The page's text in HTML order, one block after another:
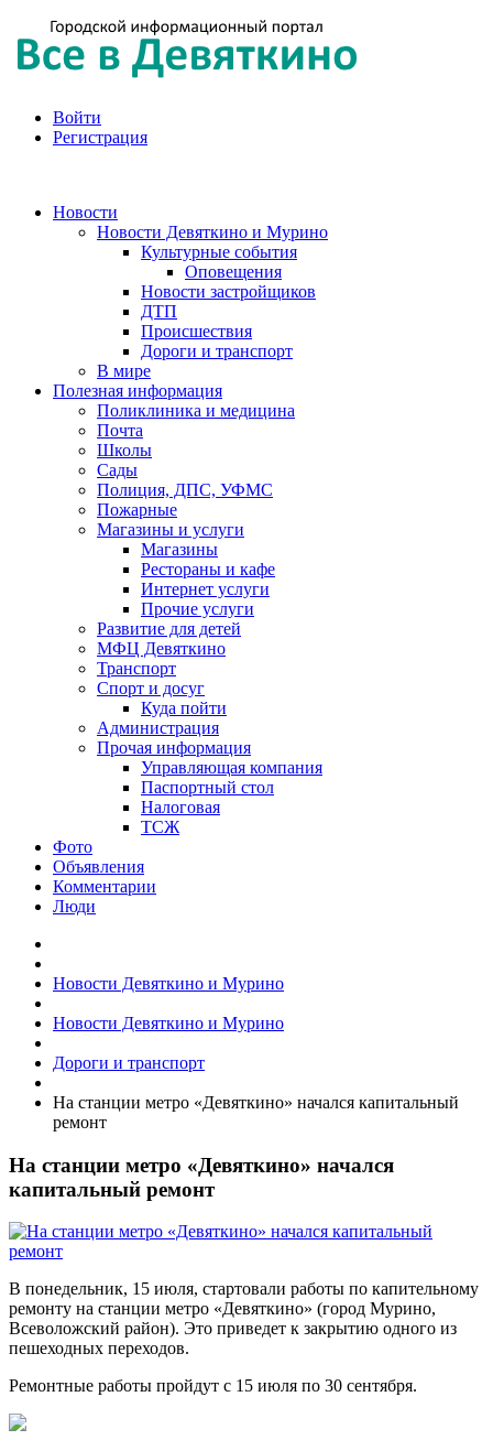
Войти
Регистрация
Новости
Новости Девяткино и Мурино
Культурные события
Оповещения
Новости застройщиков
ДТП
Происшествия
Дороги и транспорт
В мире
Полезная информация
Поликлиника и медицина
Почта
Школы
Сады
Полиция, ДПС, УФМС
Пожарные
Магазины и услуги
Магазины
Рестораны и кафе
Интернет услуги
Прочие услуги
Развитие для детей
МФЦ Девяткино
Транспорт
Спорт и досуг
Куда пойти
Администрация
Прочая информация
Управляющая компания
Паспортный стол
Налоговая
ТСЖ
Фото
Объявления
Комментарии
Люди
Новости Девяткино и Мурино
Новости Девяткино и Мурино
Дороги и транспорт
На станции метро «Девяткино» начался капитальный
ремонт
На станции метро «Девяткино» начался
капитальный ремонт
В понедельник, 15 июля, стартовали работы по капительному
ремонту на станции метро «Девяткино» (город Мурино,
Всеволожский район). Это приведет к закрытию одного из
пешеходных переходов.
Ремонтные работы пройдут с 15 июля по 30 сентября.